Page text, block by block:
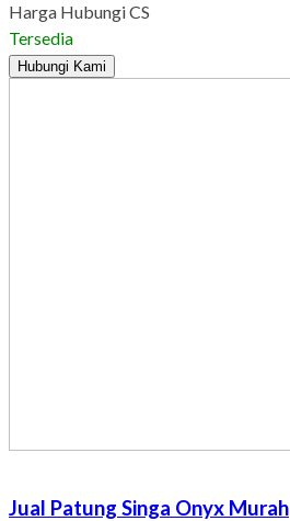
Harga Hubungi CS
Tersedia
Hubungi Kami
Jual Patung Singa Onyx Murah